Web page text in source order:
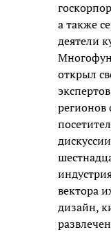
а также
деятели
открыл
регионов
вектора
дизайн,